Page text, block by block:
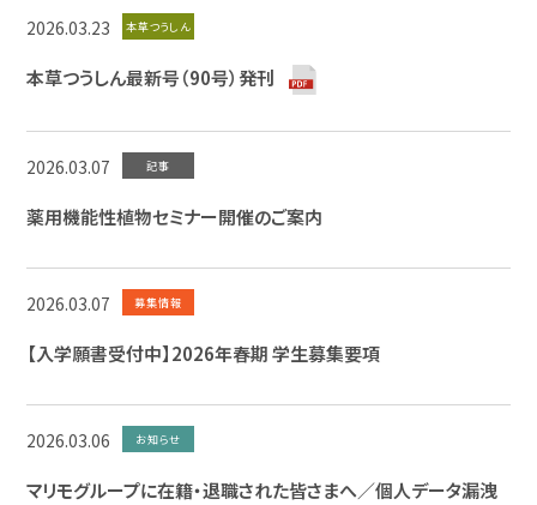
2026.03.23 本草つうしん
本草つうしん最新号（90号）発刊
2026.03.07 記事
薬用機能性植物セミナー開催のご案内
2026.03.07 募集情報
【入学願書受付中】2026年春期 学生募集要項
2026.03.06 お知らせ
マリモグループに在籍・退職された皆さまへ／個人データ漏洩